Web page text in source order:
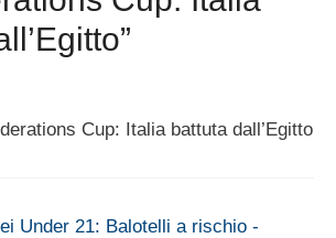
Cup: Italia battuta dall’Egitto
Under 21: Balotelli a rischio -